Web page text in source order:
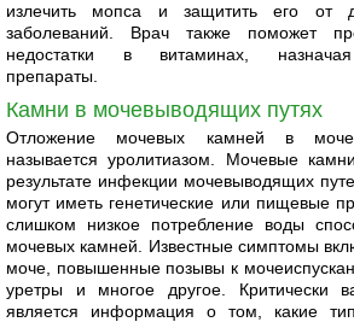
излечить мопса и защитить его от
заболеваний. Врач также поможет
недостатки в витаминах, назначая
препараты.
Камни в мочевыводящих путях
Отложение мочевых камней в
называется уролитиазом. Мочевые
результате инфекции мочевыводящих
могут иметь генетические или пищевые
слишком низкое потребление воды
мочевых камней. Известные симптомы
моче, повышенные позывы к
уретры и многое другое. Критически
является информация о том, какие